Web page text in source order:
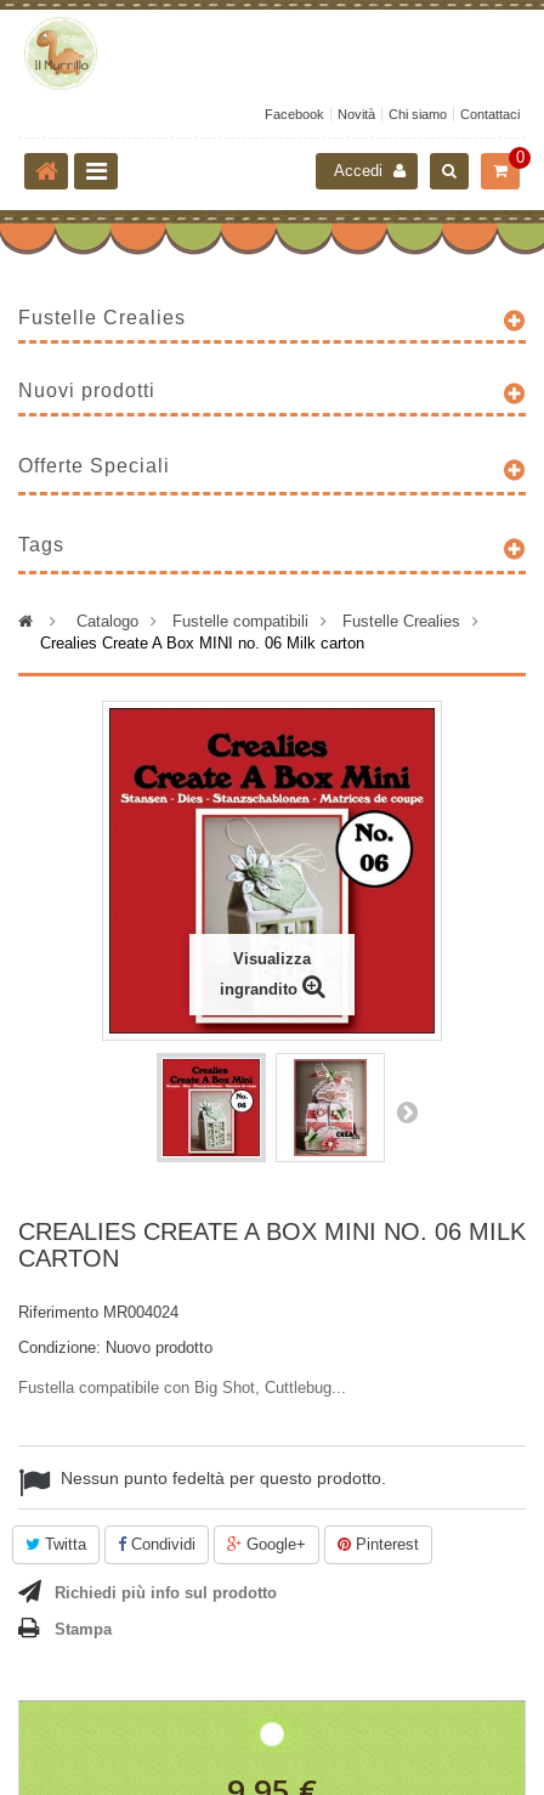
Facebook Novità Chi siamo Contattaci
0
Accedi
Fustelle Crealies
Nuovi prodotti
Offerte Speciali
Tags
> Catalogo > Fustelle compatibili >
Fustelle Crealies
Crealies Create A Box MINI no. 06 Milk carton
Visualizza
ingrandito
CREALIES CREATE A BOX MINI NO. 06 MILK
CARTON
Riferimento MR004024
Condizione: Nuovo prodotto
Fustella compatibile con Big Shot, Cuttlebug...
Nessun punto fedeltà per questo prodotto.
Twitta Condividi Google+ Pinterest
Richiedi più info sul prodotto
Stampa